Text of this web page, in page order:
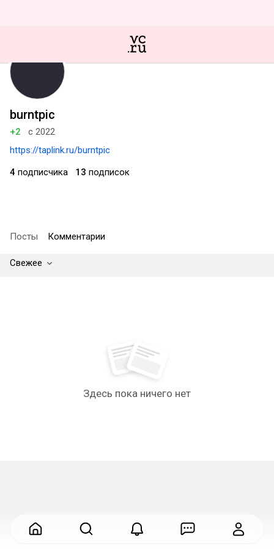
burntpic
+2
с 2022
https://taplink.ru/burntpic
4 подписчика 13 подписок
Посты Комментарии
Свежее
Здесь пока ничего нет